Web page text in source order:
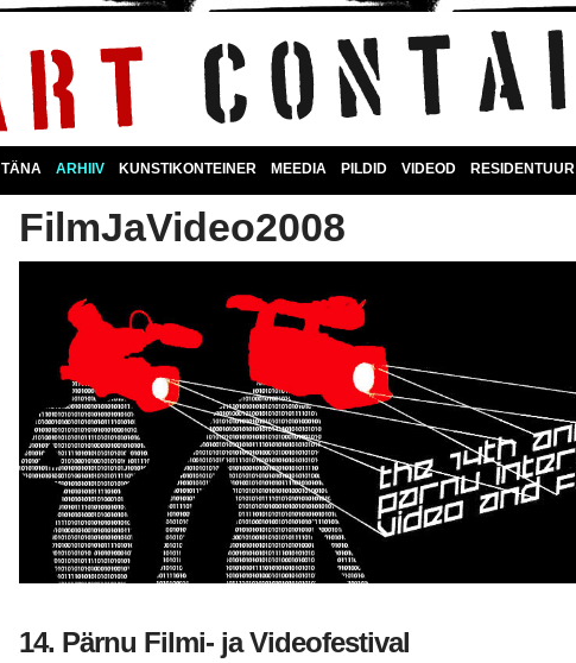
TÄNA ARHIIV KUNSTIKONTEINER MEEDIA PILDID VIDEOD RESIDENTUUR
FilmJaVideo2008
14. Pärnu Filmi- ja Videofestival